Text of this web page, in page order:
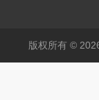
版权所有 ©